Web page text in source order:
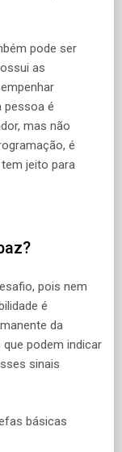
pode ser
as
pessoa é
mas não
é
jeito para
pois nem
é
da
podem indicar
sinais
básicas